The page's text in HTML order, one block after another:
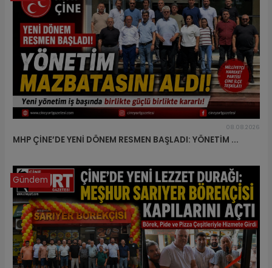
08.08.2026
MHP ÇİNE’DE YENİ DÖNEM RESMEN BAŞLADI: YÖNETİM ...
Gündem